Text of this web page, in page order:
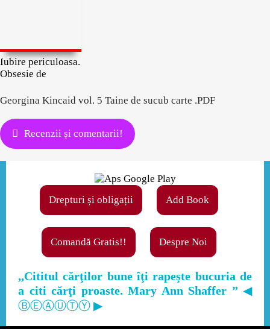
Iubire periculoasa.
Obsesie de
Georgina Kincaid vol. 5 Taine de sucub carte .PDF
Recenzii și comentarii!
Drepturi și obligații Add Book
Comandă Gratis!! Despre Noi
,,Cititul cărţilor bune îţi rapeşte bucuria de
a citi cărţi proaste. Mary Ann Shaffer ” ◀
ⒷⒺⒶⓊⓉⓎ ▶